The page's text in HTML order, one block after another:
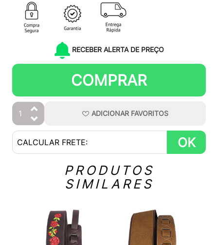
RECEBER ALERTA DE PREÇO
COMPRAR
ADICIONAR FAVORITOS
OK
PRODUTOS
SIMILARES